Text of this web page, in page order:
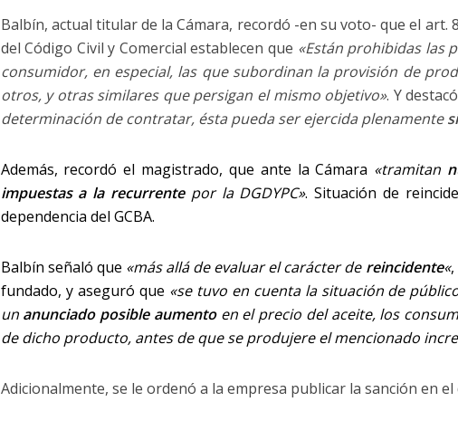
Balbín, actual titular de la Cámara, recordó -en su voto- que el art.
del Código Civil y Comercial establecen que «Están prohibidas las
consumidor, en especial, las que subordinan la provisión de
otros, y otras similares que persigan el mismo objetivo». Y
determinación de contratar, ésta pueda ser ejercida plenamente
Además, recordó el magistrado, que ante la Cámara «tramitan
impuestas a la recurrentepor la DGDYPC». Situación de
dependencia del GCBA.
Balbín señaló que «más allá de evaluar el carácter de reincidente«,
fundado, y aseguró que «se tuvo en cuenta la situación de
un anunciado posible aumentoen el precio del aceite, los
de dicho producto, antes de que se produjere el mencionado
Adicionalmente, se le ordenó a la empresa publicar la sanción en